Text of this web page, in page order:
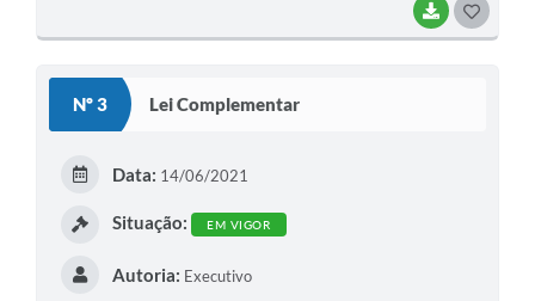
BAIXAR
MUNICIPAL DE TRIBUTOS E RENDA E DIRETOR EXECUTIVO
DA SECRETARIA MUNICIPAL DE COMUNICAÇÃO, E DÁ
Nº 3 Lei Complementar
Data: 14/06/2021
Situação: EM VIGOR
Autoria: Executivo